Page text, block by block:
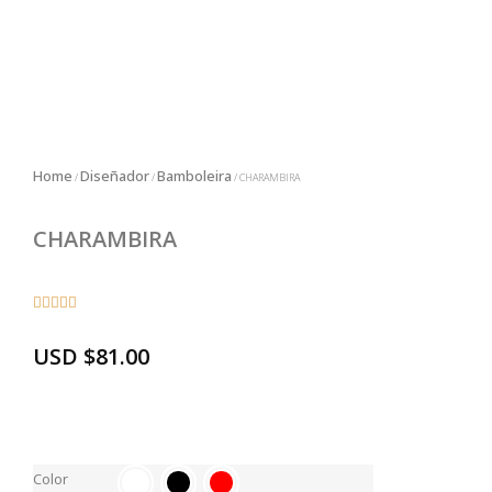
Home /Diseñador/Bamboleira / CHARAMBIRA
CHARAMBIRA
    
USD $81.00
Color